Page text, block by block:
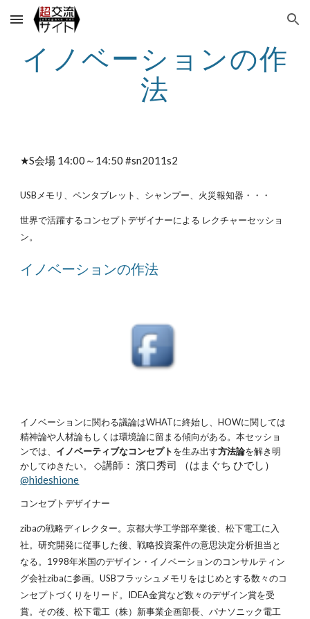
Skip to main content Skip to navigation
イノベーションの作
法
★S会場 14:00～14:50 #sn2011s2
USBメモリ、ペンタブレット、シャンプー、火災報知器・・・
世界で活躍するコンセプトデザイナーによる レクチャーセッショ
ン。
イノベーションの作法
イノベーションに関わる議論はWHATに終始し、HOWに関しては
精神論や人材論もしくは環境論に留まる傾向がある。本セッショ
ンでは、 イノベーティブなコンセプトを生み出す方法論を解き明
かしてゆきたい。
◇講師： 濱口秀司 （はまぐち ひでし）
@hideshione
コンセプトデザイナー
zibaの戦略ディレクター。京都大学工学部卒業後、松下電工に入
社。研究開発に従事した後、戦略投資案件の意思決定分析担当と
なる。1998年米国のデザイン・イノベーションのコンサルティン
グ会社zibaに参画。USBフラッシュメモリをはじめとする数々のコ
ンセプトづくりをリード。IDEA金賞など数々のデザイン賞を受
賞。その後、松下電工（株）新事業企画部長、パナソニック電工